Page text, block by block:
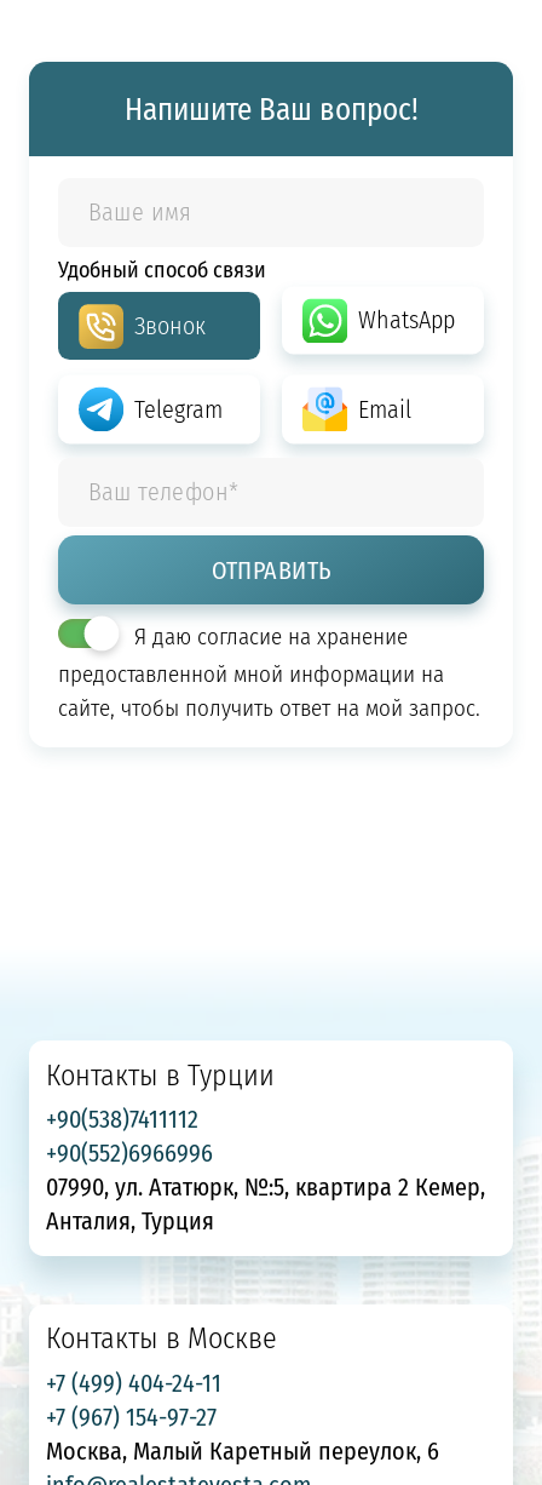
Напишите Ваш вопрос!
Удобный способ связи
Звонок WhatsApp
Telegram Email
Я даю согласие на хранение
предоставленной мной информации на
сайте, чтобы получить ответ на мой запрос.
Контакты в Турции
+90(538)7411112
+90(552)6966996
07990, ул. Ататюрк, №:5, квартира 2 Кемер,
Анталия, Турция
Контакты в Москве
+7 (499) 404-24-11
+7 (967) 154-97-27
Москва, Малый Каретный переулок, 6